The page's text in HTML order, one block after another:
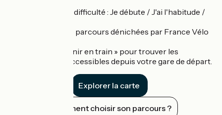
3 niveaux de difficulté : Je débute / J'ai l'habitude /
Des idées de parcours dénichées par France Vélo
Le filtre « Venir en train » pour trouver les
itinéraires accessibles depuis votre gare de départ.
Explorer la carte
Comment choisir son parcours ?